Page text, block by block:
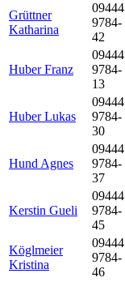
Grüttner
Katharina
09444
9784-
42
Huber Franz
09444
9784-
13
Huber Lukas
09444
9784-
30
Hund Agnes
09444
9784-
37
Kerstin Gueli
09444
9784-
45
Köglmeier
Kristina
09444
9784-
46